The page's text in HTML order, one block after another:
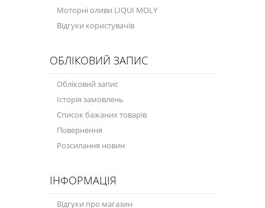
Догляд за кондиціонером
Клеї і герметики
Спеціальні програми
Велосипедна програма
Моторна олива для мотоцикла
Оливи для моторів човнів
Моторні оливи LIQUI MOLY
Відгуки користувачів
ОБЛІКОВИЙ ЗАПИС
Обліковий запис
Історія замовлень
Список бажаних товарів
Повернення
Розсилання новин
ІНФОРМАЦІЯ
Відгуки про магазин